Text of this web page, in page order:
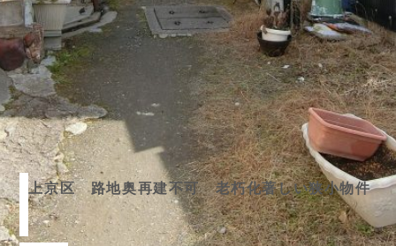
上京区 路地奥再建不可 老朽化著しい狭小物件